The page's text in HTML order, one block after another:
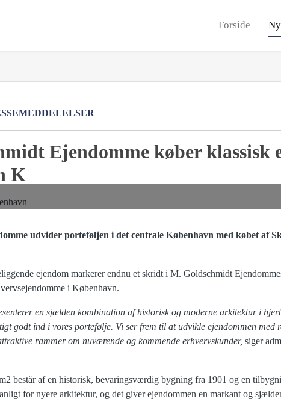
Forside
Ejendomme køber klassisk
K
udvider porteføljen i det centrale København med købet af
ejendom markerer endnu et skridt i M. Goldschmidt
i København.
en sjælden kombination af historisk og moderne arkitektur i
godt ind i vores portefølje. Vi ser frem til at udvikle ejendommen med
rammer om nuværende og kommende erhvervskunder, siger
består af en historisk, bevaringsværdig bygning fra 1901 og en
for nyere arkitektur, og det giver ejendommen en markant og